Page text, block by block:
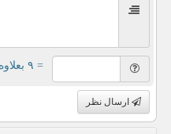
= ۹ بعلاوه ۴
ارسال نظر